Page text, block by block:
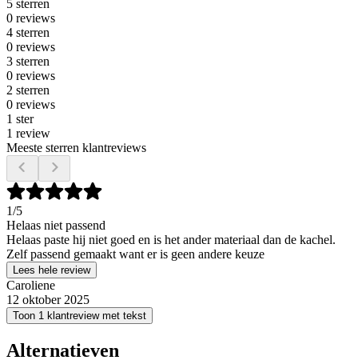
5 sterren
0 reviews
4 sterren
0 reviews
3 sterren
0 reviews
2 sterren
0 reviews
1 ster
1 review
Meeste sterren klantreviews
1/5
Helaas niet passend
Helaas paste hij niet goed en is het ander materiaal dan de kachel.
Zelf passend gemaakt want er is geen andere keuze
Lees hele review
Caroliene
12 oktober 2025
Toon 1 klantreview met tekst
Alternatieven